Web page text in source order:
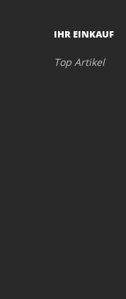
IHR EINKAUF
Top Artikel